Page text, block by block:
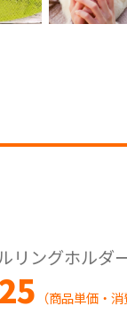
リングホル
（商品単価・消